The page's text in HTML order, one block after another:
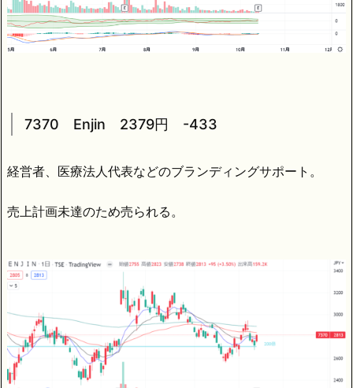
7370 Enjin 2379円 -433
経営者、医療法人代表などのブランディングサポート。
売上計画未達のため売られる。